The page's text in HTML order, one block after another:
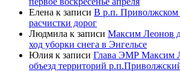
Елена к записи В р.п. Приволжском
расчистки дорог
Людмила к записи Максим Леонов
ход уборки снега в Энгельсе
Юлия к записи Глава ЭМР Максим
объезд территорий